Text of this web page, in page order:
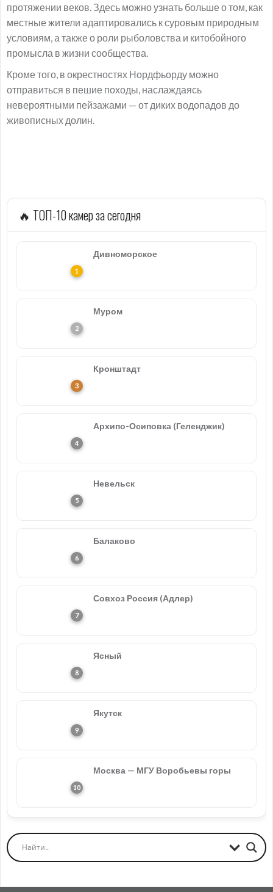
протяжении веков. Здесь можно узнать больше о том, как
местные жители адаптировались к суровым природным
условиям, а также о роли рыболовства и китобойного
промысла в жизни сообщества.
Кроме того, в окрестностях Нордфьорду можно
отправиться в пешие походы, наслаждаясь
невероятными пейзажами — от диких водопадов до
живописных долин.
🔥 ТОП-10 камер за сегодня
Дивноморское
Муром
Кронштадт
Архипо-Осиповка (Геленджик)
Невельск
Балаково
Совхоз Россия (Адлер)
Ясный
Якутск
Москва — МГУ Воробьевы горы